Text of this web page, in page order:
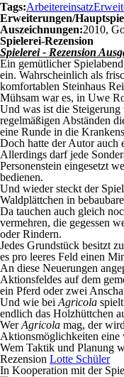
Tags:Arbeitereinsatz
Erweiterungen/
Auszeichnungen:2010,
Spielerei-Rezension
Spielerei - Rezension
Ein gemütlicher
ein. Wahrscheinlich als
komfortablen Steinhaus
Mühsam war es, in Uwe
Und was ist die
regelmäßigen Abständen
eine Runde in die
Doch hatte der Autor auch
Allerdings darf jede
Personenstein eingesetzt
bedienen.
Und wieder steckt der
Waldplättchen in
Da tauchen auch gleich
vermehren, die gegessen
oder Rindern.
Jedes Grundstück besitzt
es pro leeres Feld einen
An diese Neuerungen
Aktionsfeldes auf dem
ein Pferd oder zwei
Und wie bei Agricola
endlich das Holzhüttchen
WerAgricola mag, der
Aktionsmöglichkeiten eine
Wem Taktik und Planung
Rezension Lotte Schüler
In Kooperation mit der